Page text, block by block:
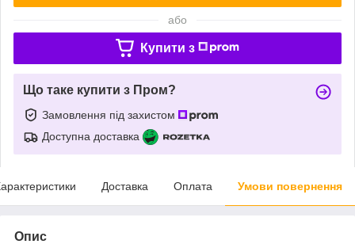
або
Купити з
Що таке купити з Пром?
Замовлення під захистом
Доступна доставка
Доставка Оплата Умови повернення
Опис